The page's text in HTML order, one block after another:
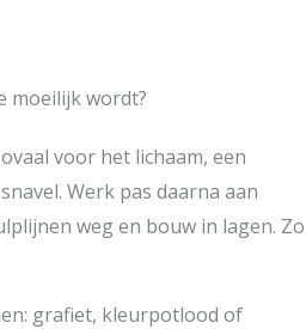
moeilijk wordt?
voor het lichaam, een
Werk pas daarna aan
weg en bouw in lagen. Zo
grafiet, kleurpotlood of